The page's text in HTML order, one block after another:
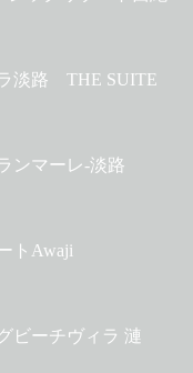
淡路 THE SUITE
ンマーレ-淡路
トAwaji
ビーチヴィラ 漣